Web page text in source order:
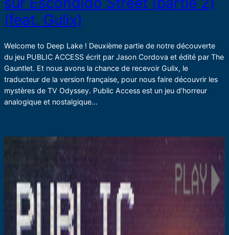
(feat. Gulix)
Welcome to Deep Lake ! Deuxième partie de notre découverte
du jeu PUBLIC ACCESS écrit par Jason Cordova et édité par The
Gauntlet. Et nous avons la chance de recevoir Gulix, le
traducteur de la version française, pour nous faire découvrir les
mystères de TV Odyssey. Public Access est un jeu d’horreur
analogique et nostalgique…